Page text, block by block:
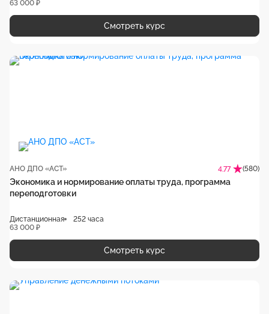
63 000 ₽
Смотреть курс
АНО ДПО «АСТ» 4.77 (580)
Экономика и нормирование оплаты труда, программа
переподготовки
Дистанционная
252 часа
63 000 ₽
Смотреть курс